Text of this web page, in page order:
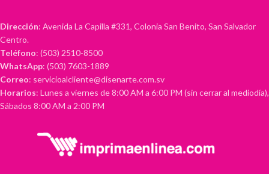
Dirección: Avenida La Capilla #331, Colonia San Benito, San Salvador
Centro.
Teléfono: (503) 2510-8500
WhatsApp: (503) 7603-1889
Correo: servicioalcliente@disenarte.com.sv
Horarios: Lunes a viernes de 8:00 AM a 6:00 PM (sin cerrar al mediodía),
Sábados 8:00 AM a 2:00 PM